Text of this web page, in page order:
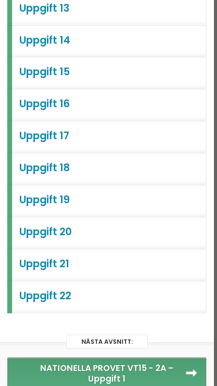
Uppgift 13
Uppgift 14
Uppgift 15
Uppgift 16
Uppgift 17
Uppgift 18
Uppgift 19
Uppgift 20
Uppgift 21
Uppgift 22
NÄSTA AVSNITT:
NATIONELLA PROVET VT15 - 2A –
Uppgift 1